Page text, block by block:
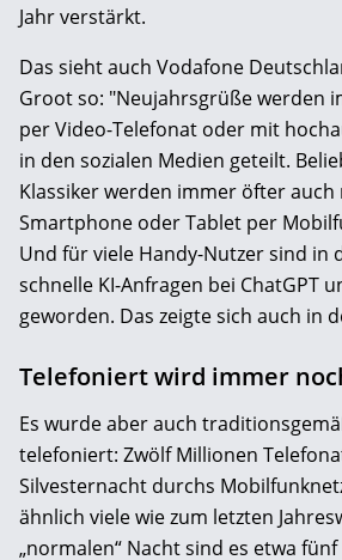
Jahr verstärkt.
Das sieht auch Vodafone
Groot so: "Neujahrsgrüße werden
per Video-Telefonat oder mit
in den sozialen Medien geteilt.
Klassiker werden immer öfter auch
Smartphone oder Tablet per
Und für viele Handy-Nutzer sind in
schnelle KI-Anfragen bei ChatGPT
geworden. Das zeigte sich auch in
Telefoniert wird immer
Es wurde aber auch
telefoniert: Zwölf Millionen
Silvesternacht durchs
ähnlich viele wie zum letzten
„normalen“ Nacht sind es etwa